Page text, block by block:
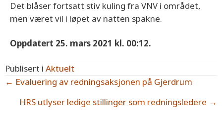
Det blåser fortsatt stiv kuling fra VNV i området,
men været vil i løpet av natten spakne.
Oppdatert 25. mars 2021 kl. 00:12.
Publisert i Aktuelt
Posts
navigation
← Evaluering av redningsaksjonen på Gjerdrum
HRS utlyser ledige stillinger som redningsledere →